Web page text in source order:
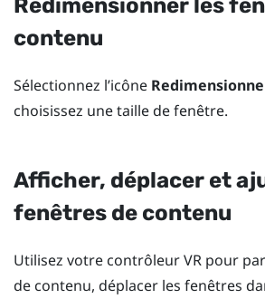
Redimensionner les
contenu
Sélectionnez l’icône
choisissez une taille de fenêtre.
Afficher, déplacer et
fenêtres de contenu
Utilisez votre contrôleur VR pour
de contenu, déplacer les fenêtres